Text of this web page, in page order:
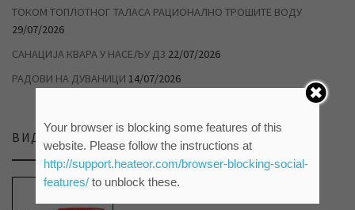
ТОКОМ ТОПЛОТНОГ ТАЛАСА РАЦИОНАЛНО ТРОШИТЕ ВОДУ
29/07/2026
САНАЦИЈА КВАРА У НАСЕЉУ Д3 22/07/2026
РАДОВИ НА ДУВАНИЦИ 14/07/2026
ВИДЕО ПРИЛОЗИ НА НАШЕМ ЈУТЈУБ КАНАЛУ
Your browser is blocking some features of this
website. Please follow the instructions at
http://support.heateor.com/browser-blocking-social-
features/to unblock these.